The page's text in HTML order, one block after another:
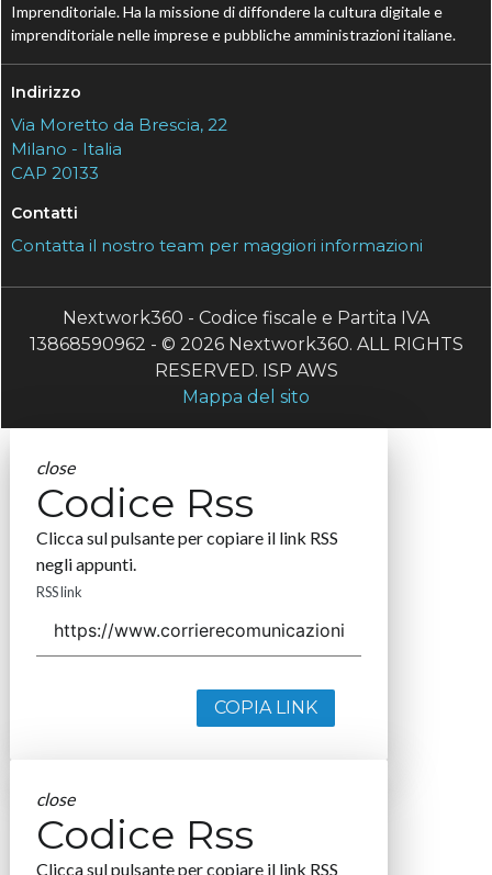
Imprenditoriale. Ha la missione di diffondere la cultura digitale e
imprenditoriale nelle imprese e pubbliche amministrazioni italiane.
Indirizzo
Via Moretto da Brescia, 22
Milano - Italia
CAP 20133
Contatti
Contatta il nostro team per maggiori informazioni
Nextwork360 - Codice fiscale e Partita IVA
13868590962 - © 2026 Nextwork360. ALL RIGHTS
RESERVED. ISP AWS
Mappa del sito
close
Codice Rss
Clicca sul pulsante per copiare il link RSS
negli appunti.
RSS link
COPIA LINK
close
Codice Rss
Clicca sul pulsante per copiare il link RSS